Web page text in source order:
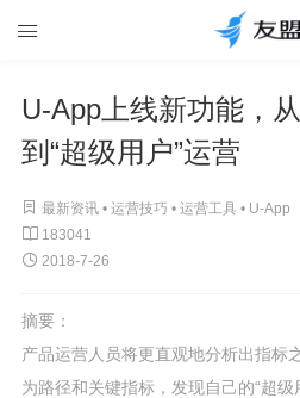

U-App上线新功能，
到“超级用户”运营
 最新资讯 • 运营技巧 • 运营工具 • U-App

183041
 2018-7-26
摘要：
产品运营人员将更直观地分析出指标
为路径和关键指标，发现自己的“超级